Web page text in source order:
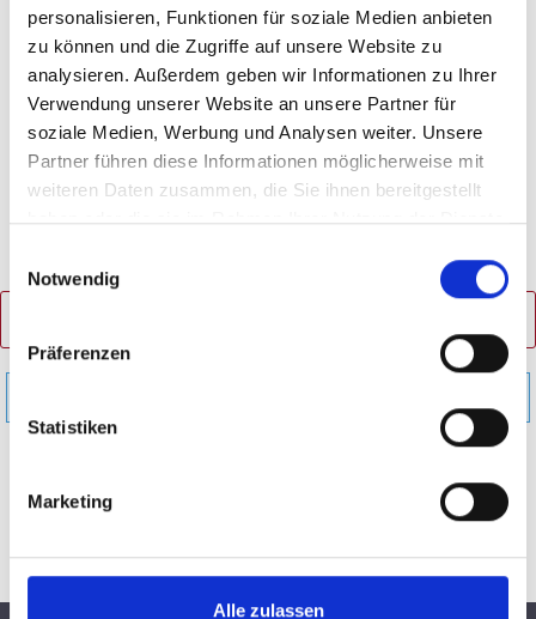
personalisieren, Funktionen für soziale Medien anbieten
zu können und die Zugriffe auf unsere Website zu
analysieren. Außerdem geben wir Informationen zu Ihrer
Verwendung unserer Website an unsere Partner für
soziale Medien, Werbung und Analysen weiter. Unsere
Partner führen diese Informationen möglicherweise mit
weiteren Daten zusammen, die Sie ihnen bereitgestellt
haben oder die sie im Rahmen Ihrer Nutzung der Dienste
Notwendig
Präferenzen
Statistiken
Marketing
Alle zulassen